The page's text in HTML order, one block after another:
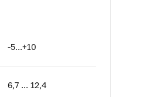
-5...+10
6,7 ... 12,4